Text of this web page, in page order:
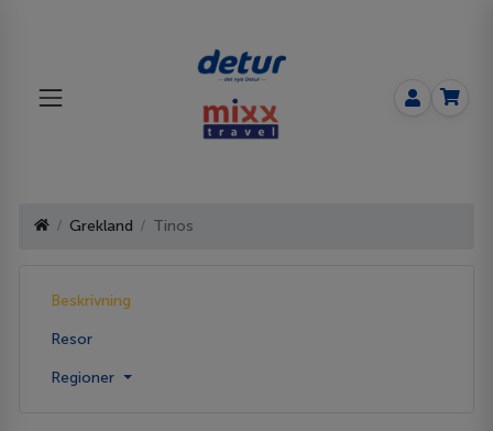
Grekland Tinos
Beskrivning
Resor
Regioner